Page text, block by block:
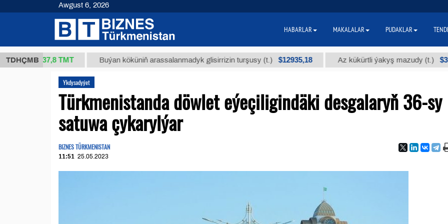
TDHÇMB
37,8 ТМТ Buýan köküniň arassalanmadyk glisirrizin turşusy (t.) $12935,18 Az kükürtli ýakyş mazudy (t.) $300
Ykdysadyýet
Türkmenistanda döwlet eýeçiligindäki desgalaryň 36-sy
satuwa çykarylýar
BIZNES TÜRKMENISTAN
11:51 25.05.2023
Awgust 6, 2026
HABARLAR MAKALALAR PUDAKLAR